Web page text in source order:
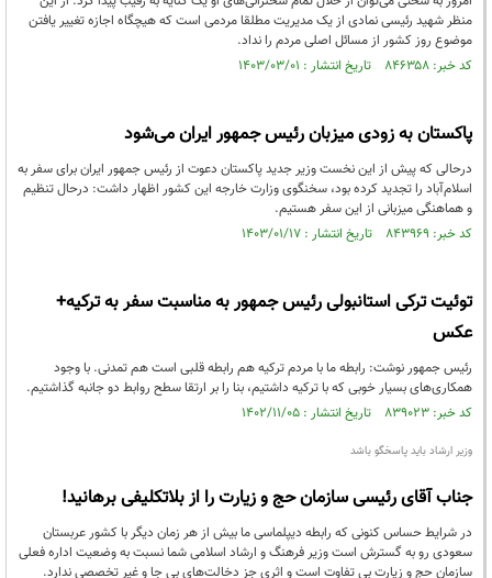
منظر شهید رئیسی نمادی از یک مدیریت مطلقا مردمی است که هیچگاه اجازه تغییر یافتن
موضوع روز کشور از مسائل اصلی مردم را نداد.
کد خبر: ۸۴۶۳۵۸ تاریخ انتشار : ۱۴۰۳/۰۳/۰۱
پاکستان به زودی میزبان رئیس جمهور ایران می‌شود
درحالی که پیش از این نخست وزیر جدید پاکستان دعوت از رئیس جمهور ایران برای سفر به
اسلام‌آباد را تجدید کرده بود، سخنگوی وزارت خارجه این کشور اظهار داشت: درحال تنظیم
و هماهنگی میزبانی از این سفر هستیم.
کد خبر: ۸۴۳۹۶۹ تاریخ انتشار : ۱۴۰۳/۰۱/۱۷
توئیت ترکی استانبولی رئیس جمهور به مناسبت سفر به ترکیه+
عکس
رئیس جمهور نوشت: رابطه ما با مردم ترکیه هم رابطه قلبی است هم تمدنی. با وجود
همکاری‌های بسیار خوبی که با ترکیه داشتیم، بنا را بر ارتقا سطح روابط دو جانبه گذاشتیم.
کد خبر: ۸۳۹۰۲۳ تاریخ انتشار : ۱۴۰۲/۱۱/۰۵
وزیر ارشاد باید پاسخگو باشد
جناب آقای رئیسی سازمان حج و زیارت را از بلاتکلیفی برهانید!
در شرایط حساس کنونی که رابطه دیپلماسی ما بیش از هر زمان دیگر با کشور عربستان
سعودی رو به گسترش است وزیر فرهنگ و ارشاد اسلامی شما نسبت به وضعیت اداره فعلی
سازمان حج و زیارت بی تفاوت است و اثری جز دخالت‌های بی جا و غیر تخصصی ندارد.